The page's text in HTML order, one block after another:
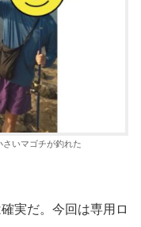
いマゴチが釣れた
実だ。今回は専用ロ